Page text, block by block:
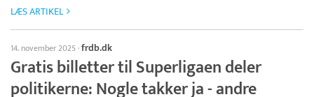
LÆS ARTIKEL
14. november 2025·frdb.dk
Gratis billetter til Superligaen deler
politikerne: Nogle takker ja - andre